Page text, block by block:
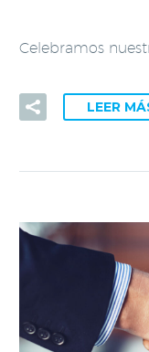
Celebramos
LEER